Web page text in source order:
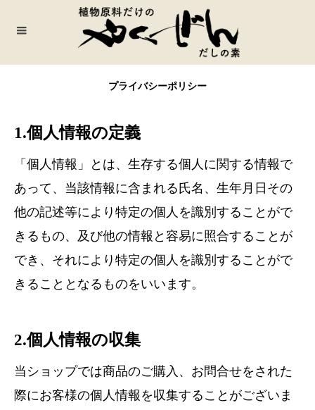
プライバシーポリシー
1.個人情報の定義
「個人情報」とは、生存する個人に関する情報で
あって、当該情報に含まれる氏名、生年月日その
他の記述等により特定の個人を識別することがで
きるもの、及び他の情報と容易に照合することが
でき、それにより特定の個人を識別することがで
きることとなるものをいいます。
2.個人情報の収集
当ショップでは商品のご購入、お問合せをされた
際にお客様の個人情報を収集することがございま